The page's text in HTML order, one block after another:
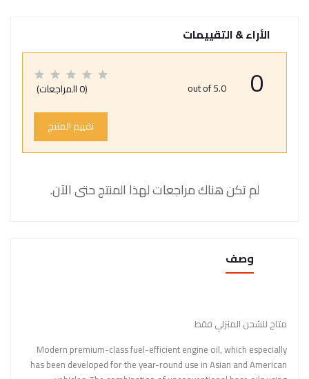
الأراء & التقييمات
0
out of 5.0 (0 المراجعات)
تقييم المنتج
لم تكن هناك مراجعات لهذا المنتج حتى الآن.
وصف
متاح للشحن المنزلي فقط
Modern premium-class fuel-efficient engine oil, which especially
has been developed for the year-round use in Asian and American